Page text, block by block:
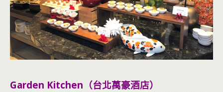
Garden Kitchen（台北萬豪酒店）